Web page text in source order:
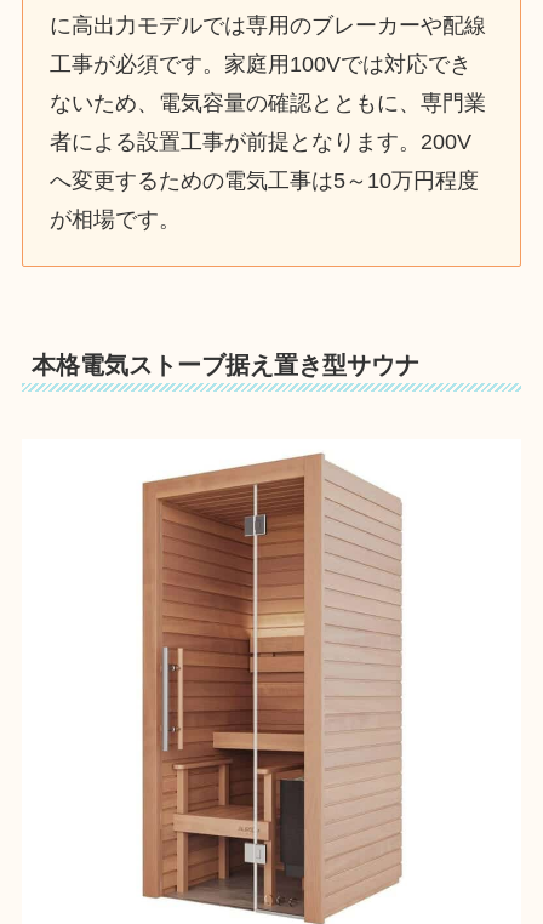
に高出力モデルでは専用のブレーカーや配線
工事が必須です。家庭用100Vでは対応でき
ないため、電気容量の確認とともに、専門業
者による設置工事が前提となります。200V
へ変更するための電気工事は5～10万円程度
が相場です。
本格電気ストーブ据え置き型サウナ